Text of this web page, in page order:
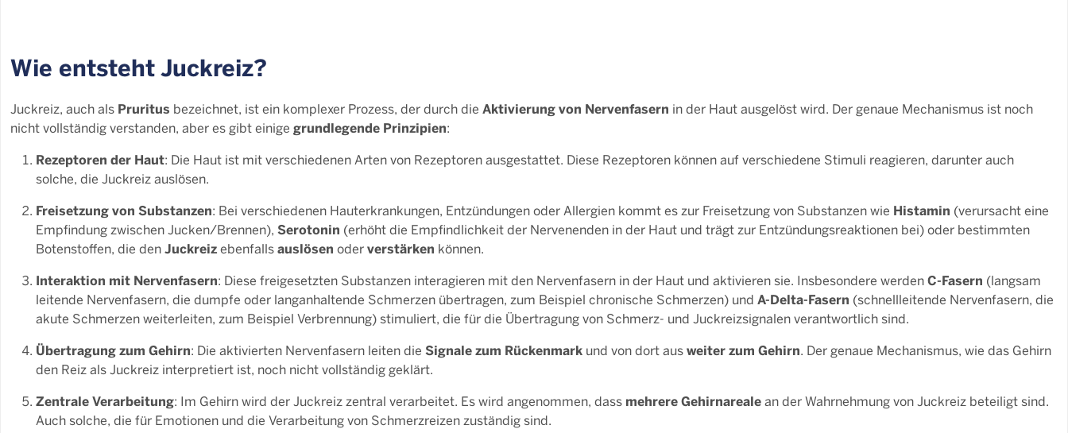
Wie entsteht Juckreiz?
Juckreiz, auch als Pruritus bezeichnet, ist ein komplexer Prozess, der durch die Aktivierung von Nervenfasern in der Haut ausgelöst wird. Der genaue Mechanismus ist noch
nicht vollständig verstanden, aber es gibt einige grundlegende Prinzipien:
Rezeptoren der Haut: Die Haut ist mit verschiedenen Arten von Rezeptoren ausgestattet. Diese Rezeptoren können auf verschiedene Stimuli reagieren, darunter auch
solche, die Juckreiz auslösen.
Freisetzung von Substanzen: Bei verschiedenen Hauterkrankungen, Entzündungen oder Allergien kommt es zur Freisetzung von Substanzen wie Histamin (verursacht eine
Empfindung zwischen Jucken/Brennen), Serotonin (erhöht die Empfindlichkeit der Nervenenden in der Haut und trägt zur Entzündungsreaktionen bei) oder bestimmten
Botenstoffen, die denJuckreizebenfallsauslösen oderverstärken können.
Interaktion mit Nervenfasern: Diese freigesetzten Substanzen interagieren mit den Nervenfasern in der Haut und aktivieren sie. Insbesondere werdenC-Fasern (langsam
leitende Nervenfasern, die dumpfe oder langanhaltende Schmerzen übertragen, zum Beispiel chronische Schmerzen) und A-Delta-Fasern (schnellleitende Nervenfasern, die
akute Schmerzen weiterleiten, zum Beispiel Verbrennung) stimuliert, die für die Übertragung von Schmerz- und Juckreizsignalen verantwortlich sind.
Übertragung zum Gehirn: Die aktivierten Nervenfasern leiten die Signale zum Rückenmark und von dort ausweiter zum Gehirn. Der genaue Mechanismus, wie das Gehirn
den Reiz als Juckreiz interpretiert ist, noch nicht vollständig geklärt.
Zentrale Verarbeitung: Im Gehirn wird der Juckreiz zentral verarbeitet. Es wird angenommen, dass mehrere Gehirnarealean der Wahrnehmung von Juckreiz beteiligt sind.
Auch solche, die für Emotionen und die Verarbeitung von Schmerzreizen zuständig sind.